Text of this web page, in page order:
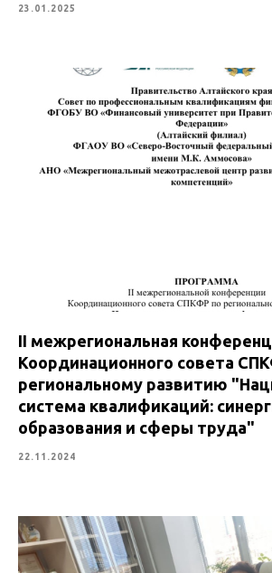
23.01.2025
II межрегиональная
Координационного совета
региональному развитию
система квалификаций:
образования и сферы труда"
22.11.2024